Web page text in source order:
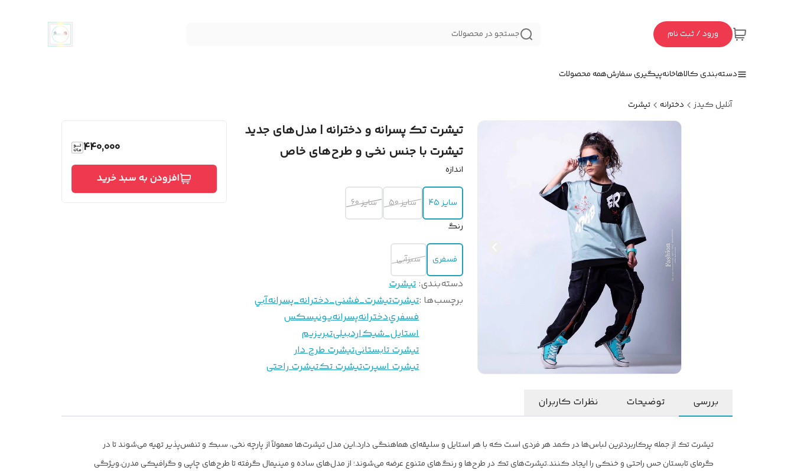
ورود / ثبت نام جستجو در محصولات
دسته‌بندی کالاهاخانهپیگیری سفارشهمه محصولات
آنلیل کیدز دخترانه تیشرت
تیشرت تک پسرانه و دخترانه | مدل‌های جدید
تیشرت با جنس نخی و طرح‌های خاص
اندازه
سایز 45 سایز 50
سایز 60
رنگ
فسفری سبزآبی
دسته‌بندی:تیشرت
برچسب‌ها :تيشرتتيشرت_فشنى_دخترانه_پسرانهآبي
فسفريدخترانهپسرانهيونيسكس
استايل_شيكاردبیلیتبريزيم
تیشرت تابستانیتیشرت طرح دار
تیشرت اسپرتتیشرت تکتیشرت راحتی
440,000
افزودن به سبد خرید
بررسی توضیحات نظرات کاربران
تیشرت تک از جمله پرکاربردترین لباس‌ها در کمد هر فردی است که با هر استایل و سلیقه‌ای هماهنگی دارد.این مدل تیشرت‌ها معمولاً از پارچه نخی، سبک و تنفس‌پذیر تهیه می‌شوند تا در
گرمای تابستان حس راحتی و خنکی را ایجاد کنند.تیشرت‌های تک در طرح‌ها و رنگ‌های متنوع عرضه می‌شوند؛ از مدل‌های ساده و مینیمال گرفته تا طرح‌های چاپی و گرافیکی مدرن.ویژگی